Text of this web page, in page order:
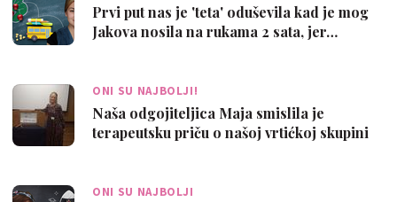
Prvi put nas je 'teta' oduševila kad je mog
Jakova nosila na rukama 2 sata, jer…
ONI SU NAJBOLJI!
Naša odgojiteljica Maja smislila je
terapeutsku priču o našoj vrtićkoj skupini
ONI SU NAJBOLJI